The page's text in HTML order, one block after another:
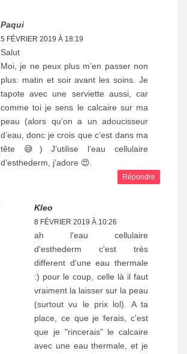
Paqui
5 FÉVRIER 2019 À 18:19
Salut
Moi, je ne peux plus m’en passer non
plus: matin et soir avant les soins. Je
tapote avec une serviette aussi, car
comme toi je sens le calcaire sur ma
peau (alors qu’on a un adoucisseur
d’eau, donc je crois que c’est dans ma
tête 😅) J’utilise l’eau cellulaire
d’esthederm, j’adore 😍.
Répondre
Kleo
8 FÉVRIER 2019 À 10:26
ah l'eau cellulaire
d'esthederm c'est très
different d'une eau thermale
:) pour le coup, celle là il faut
vraiment la laisser sur la peau
(surtout vu le prix lol). A ta
place, ce que je ferais, c'est
que je "rincerais" le calcaire
avec une eau thermale, et je